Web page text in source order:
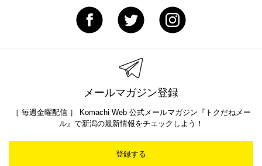
メールマガジン登録
［ 毎週金曜配信 ］ Komachi Web 公式メールマガジン『トクだねメー
ル』で新潟の最新情報をチェックしよう！
登録する